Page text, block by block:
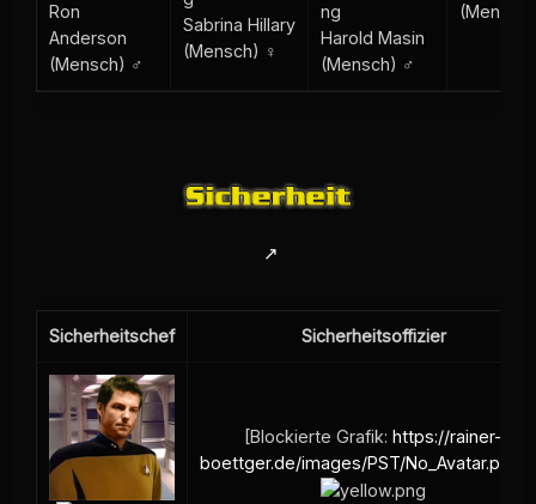
Ron
Anderson
(Mensch) ♂
Sabrina Hillary
(Mensch) ♀
Harold Masin
(Mensch) ♂
Sicherheitschef Sicherheitsoffizier
[Blockierte Grafik: https://rainer-
boettger.de/images/PST/No_Avatar.png